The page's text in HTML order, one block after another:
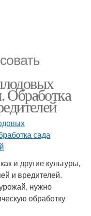
Обработка
и другие культуры,
и вредителей.
нужно
обработку